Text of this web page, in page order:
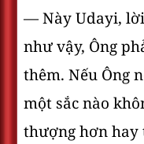
— Này Udayi,
như vậy, Ông
thêm. Nếu Ông
một sắc nào
thượng hơn hay